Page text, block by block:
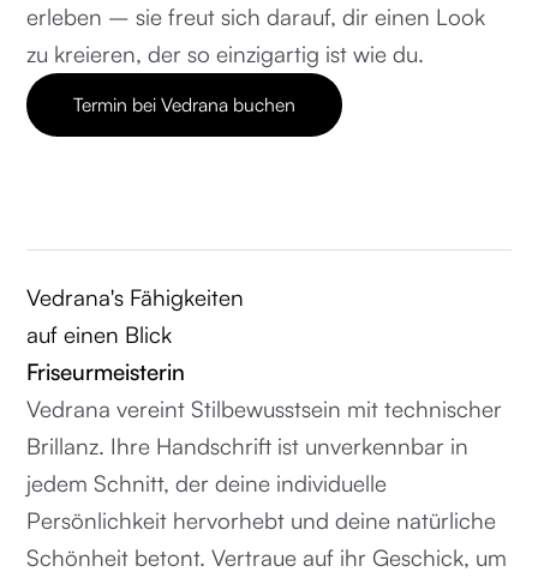
erleben – sie freut sich darauf, dir einen Look
zu kreieren, der so einzigartig ist wie du.
Termin bei Vedrana buchen
Kein Termin - Im Mutterschutz
Vedrana's Fähigkeiten
auf einen Blick
Friseurmeisterin
Vedrana vereint Stilbewusstsein mit technischer
Brillanz. Ihre Handschrift ist unverkennbar in
jedem Schnitt, der deine individuelle
Persönlichkeit hervorhebt und deine natürliche
Schönheit betont. Vertraue auf ihr Geschick, um